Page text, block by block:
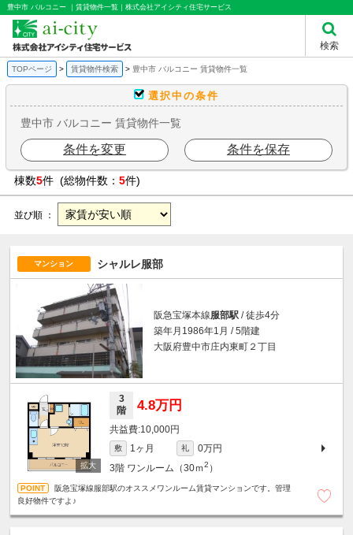
豊中市 バルコニー ｜賃貸物件一覧｜株式会社アイシティ住宅サービス
検索
TOPページ 賃貸物件検索 豊中市 バルコニー 賃貸物件一覧
選択中の条件
豊中市 バルコニー 賃貸物件一覧
条件を変更 条件を保存
棟数5件 (総物件数： 5件)
並び順 ：
マンション シャルレ服部
阪急宝塚本線服部駅 / 徒歩4分
築年月1986年1月 / 5階建
大阪府豊中市庄内東町２丁目
3
階
4.8万円
10,000円
敷 1ヶ月 礼
0万円
3階 ワンルーム（30ｍ2 ）
阪急宝塚線服部駅のオススメワンルーム賃貸マンションです。管理
良好物件ですよ♪